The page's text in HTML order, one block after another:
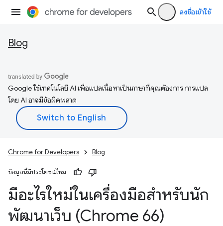
ลงชื่อเข้าใช้
Blog
Google ใช้เทคโนโลยี AI เพื่อแปลเนื้อหาเป็นภาษาที่คุณต้องการ การแปล
โดย AI อาจมีข้อผิดพลาด
Chrome for Developers Blog
ข้อมูลนี้มีประโยชน์ไหม
มีอะไรใหม่ในเครื่องมือสำหรับนัก
พัฒนาเว็บ (Chrome 66)